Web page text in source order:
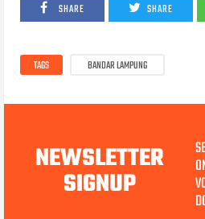
SHARE SHARE
TAGS BANDAR LAMPUNG
NEWSLETTER
SIGNUP